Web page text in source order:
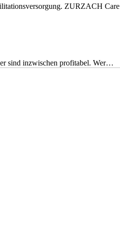
ZURZACH
sind inzwischen profitabel. Wer…